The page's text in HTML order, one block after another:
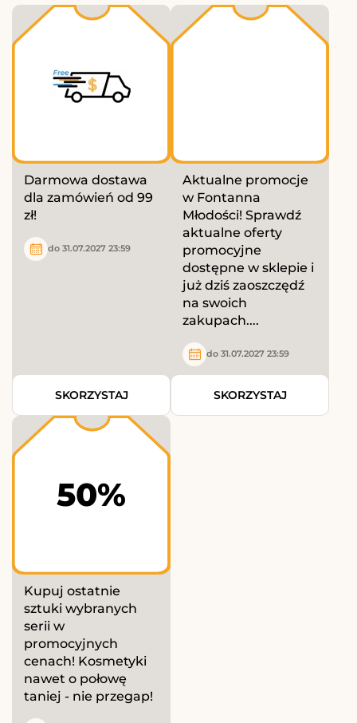
Darmowa dostawa
dla zamówień od 99
zł!
do 31.07.2027 23:59
SKORZYSTAJ
Aktualne promocje
w Fontanna
Młodości! Sprawdź
aktualne oferty
promocyjne
dostępne w sklepie i
już dziś zaoszczędź
na swoich
zakupach....
do 31.07.2027 23:59
SKORZYSTAJ
50%
Kupuj ostatnie
sztuki wybranych
serii w
promocyjnych
cenach! Kosmetyki
nawet o połowę
taniej - nie przegap!